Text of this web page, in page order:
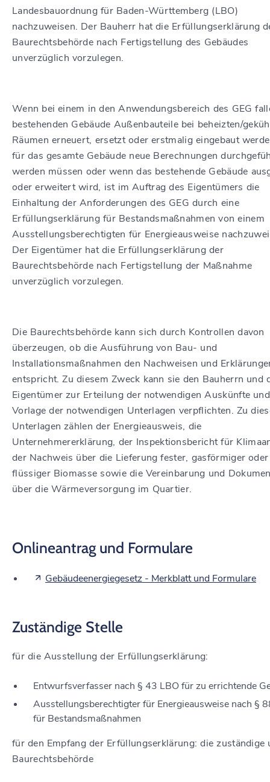
Landesbauordnung für Baden-Württemberg (LBO)
nachzuweisen. Der Bauherr hat die Erfüllungserklärung
Baurechtsbehörde nach Fertigstellung des Gebäudes
unverzüglich vorzulegen.
Wenn bei einem in den Anwendungsbereich des GEG
bestehenden Gebäude Außenbauteile bei beheizten/
Räumen erneuert, ersetzt oder erstmalig eingebaut
für das gesamte Gebäude neue Berechnungen
werden müssen oder wenn das bestehende Gebäude
oder erweitert wird, ist im Auftrag des Eigentümers die
Einhaltung der Anforderungen des GEG durch eine
Erfüllungserklärung für Bestandsmaßnahmen von einem
Ausstellungsberechtigten für Energieausweise
Der Eigentümer hat die Erfüllungserklärung der
Baurechtsbehörde nach Fertigstellung der Maßnahme
unverzüglich vorzulegen.
Die Baurechtsbehörde kann sich durch Kontrollen davon
überzeugen, ob die Ausführung von Bau- und
Installationsmaßnahmen den Nachweisen und
entspricht. Zu diesem Zweck kann sie den Bauherrn und
Eigentümer zur Erteilung der notwendigen Auskünfte und
Vorlage der notwendigen Unterlagen verpflichten. Zu
Unterlagen zählen der Energieausweis, die
Unternehmererklärung, der Inspektionsbericht für
der Nachweis über die Lieferung fester, gasförmiger oder
flüssiger Biomasse sowie die Vereinbarung und
über die Wärmeversorgung im Quartier.
Onlineantrag und Formulare
Gebäudeenergiegesetz - Merkblatt und Formulare
Zuständige Stelle
für die Ausstellung der Erfüllungserklärung:
Entwurfsverfasser nach § 43 LBO für zu errichtende
Ausstellungsberechtigter für Energieausweise nach §
für Bestandsmaßnahmen
für den Empfang der Erfüllungserklärung: die zuständige
Baurechtsbehörde